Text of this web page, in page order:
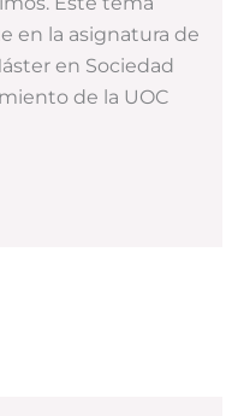
en la asignatura de
en Sociedad
de la UOC